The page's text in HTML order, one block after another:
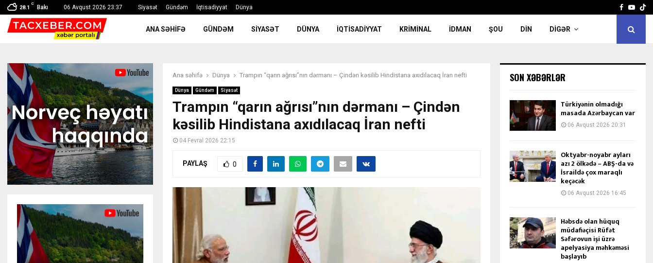
28.1
C
Bakı 06 Avqust 2026 23:37 Siyasət Gündəm İqtisadiyyat Dünya Facebook
ANA SƏHIFƏ GÜNDƏM SIYASƏT DÜNYA İQTISADIYYAT KRIMINAL İDMAN ŞOU DIN DIGƏR
Ana səhifə Dünya Trampın “qarın ağrısı”nın dərmanı – Çindən kəsilib Hindistana axıdılacaq İran nefti
Dünya Gündəm Siyasət
Trampın “qarın ağrısı”nın dərmanı – Çindən
kəsilib Hindistana axıdılacaq İran nefti
04 Fevral 2026 22:15
PAYLAŞ 0
SON XƏBƏRLƏR
Türkiyənin olmadığı
masada Azərbaycan var
06 Avqust 2026 20:31
Oktyabr-noyabr ayları
azı 2 ölkədə – ABŞ-da və
İsraildə çox maraqlı
keçəcək
06 Avqust 2026 16:45
Həbsdə olan hüquq
müdafiəçisi Rüfət
Səfərovun işi üzrə
apelyasiya məhkəməsi
başlayıb